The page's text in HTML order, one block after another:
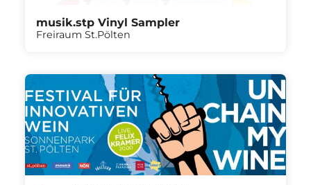
musik.stp Vinyl Sampler
Freiraum St.Pölten